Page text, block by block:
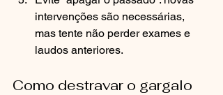
intervenções são necessárias,
mas tente não perder exames e
laudos anteriores.
Como destravar o gargalo